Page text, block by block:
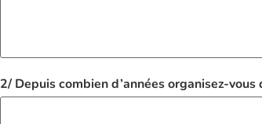
2/ Depuis combien d’années organisez-